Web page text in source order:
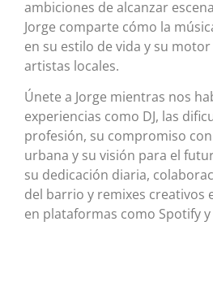
ambiciones de alcanzar
Jorge comparte cómo la
en su estilo de vida y su
artistas locales.
Únete a Jorge mientras nos
experiencias como DJ, las
profesión, su compromiso
urbana y su visión para el
su dedicación diaria,
del barrio y remixes creativos
en plataformas como Spotify y